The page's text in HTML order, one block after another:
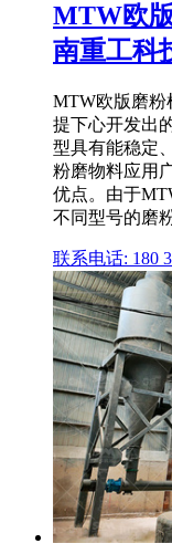
MTW欧
南重工科
MTW欧版磨粉
提下心开发出
型具有能稳定
粉磨物料应用
优点。由于
不同型号的磨
联系电话: 180